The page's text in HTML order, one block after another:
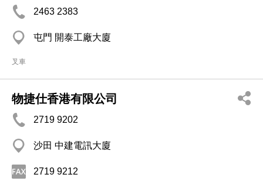
2463 2383
屯門 開泰工廠大廈
叉車
物捷仕香港有限公司
2719 9202
沙田 中建電訊大廈
2719 9212